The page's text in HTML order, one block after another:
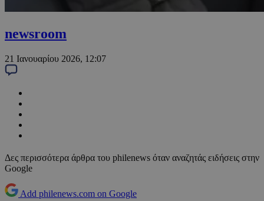
newsroom
21 Ιανουαρίου 2026, 12:07
Δες περισσότερα άρθρα του philenews όταν αναζητάς ειδήσεις στην
Google
Add philenews.com on Google